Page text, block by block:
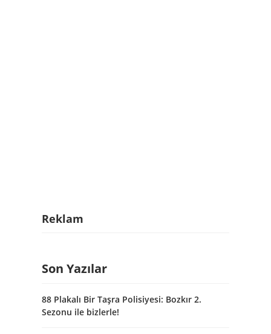
Reklam
Son Yazılar
88 Plakalı Bir Taşra Polisiyesi: Bozkır 2.
Sezonu ile bizlerle!